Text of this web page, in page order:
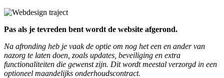
Pas als je tevreden bent wordt de website afgerond.
Na afronding heb je vaak de optie om nog het een en ander van
nazorg te laten doen, zoals updates, beveiliging en extra
functionaliteiten die gewenst zijn. Dit wordt meestal verzorgd in een
optioneel maandelijks onderhoudscontract.